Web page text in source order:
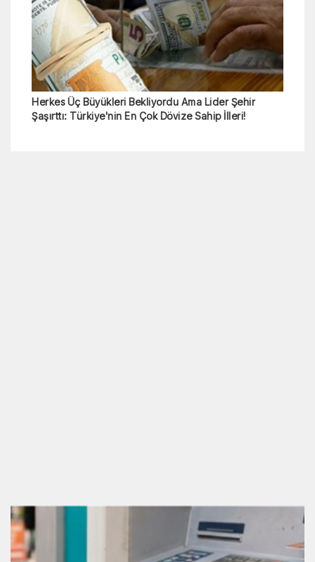
Herkes Üç Büyükleri Bekliyordu Ama Lider Şehir
Şaşırttı: Türkiye'nin En Çok Dövize Sahip İlleri!